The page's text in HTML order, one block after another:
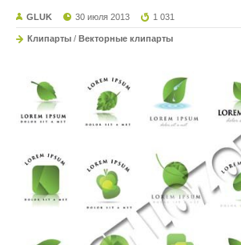
GLUK 30 июля 2013 1 031
Клипарты / Векторные клипарты